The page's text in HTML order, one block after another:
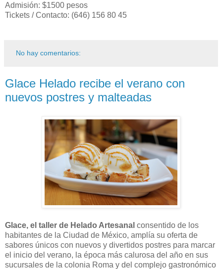
Admisión: $1500 pesos
Tickets / Contacto: (646) 156 80 45
No hay comentarios:
Glace Helado recibe el verano con
nuevos postres y malteadas
Glace, el taller de Helado Artesanal consentido de los
habitantes de la Ciudad de México, amplía su oferta de
sabores únicos con nuevos y divertidos postres para marcar
el inicio del verano, la época más calurosa del año en sus
sucursales de la colonia Roma y del complejo gastronómico